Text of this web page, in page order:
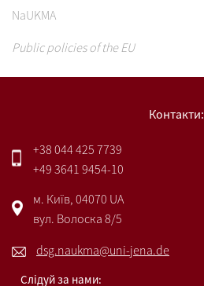
NaUKMA
Public policies of the EU
Контакти:
+38 044 425 7739
+49 3641 9454-10
м. Київ, 04070 UA
вул. Волоска 8/5
dsg.naukma@uni-jena.de
Слідуй за нами: